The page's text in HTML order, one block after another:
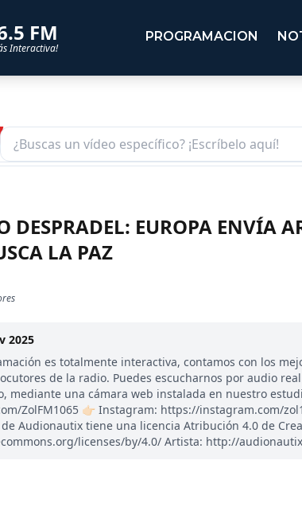
FM
Interactiva!
PROGRAMACION
DESPRADEL: EUROPA ENVÍA
LA PAZ
2025
es totalmente interactiva, contamos con los
de la radio. Puedes escucharnos por audio
mediante una cámara web instalada en nuestro
ZolFM1065 👉🏻 Instagram: https://instagram.com/
Audionautix tiene una licencia Atribución 4.0 de
licenses/by/4.0/ Artista: http://